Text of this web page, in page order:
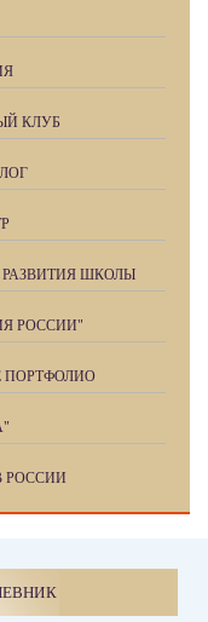
КЛУБ
ШКОЛЫ
РОССИИ"
ПОРТФОЛИО
РОССИИ